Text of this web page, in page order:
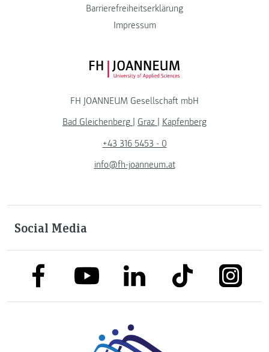
Barrierefreiheitserklärung
Impressum
FH JOANNEUM Logo
FH JOANNEUM Gesellschaft mbH
Bad Gleichenberg
Graz
Kapfenberg
+43 316 5453 - 0
info@fh-joanneum.at
Social Media
link to facebooklink to youtubelink to linkedinlink to tiktok